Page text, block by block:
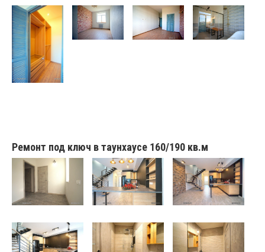
Ремонт под ключ в таунхаусе 160/190 кв.м